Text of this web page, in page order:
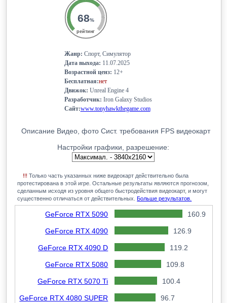
68%
рейтинг
Жанр: Спорт, Симулятор
Дата выхода: 11.07.2025
Возрастной ценз: 12+
Бесплатная:нет
Движок: Unreal Engine 4
Разработчик: Iron Galaxy Studios
Сайт:www.tonyhawkthegame.com
Описание Видео, фото Сист. требования FPS видеокарт
Настройки графики, разрешение:
!!! Только часть указанных ниже видеокарт действительно была
протестирована в этой игре. Остальные результаты являются прогнозом,
сделанным исходя из уровня общего быстродействия видеокарт, и могут
существенно отличаться от действительных.Больше результатов.
GeForce RTX 5090 160.9
GeForce RTX 4090 126.9
GeForce RTX 4090 D 119.2
GeForce RTX 5080 109.8
GeForce RTX 5070 Ti 100.4
GeForce RTX 4080 SUPER 96.7